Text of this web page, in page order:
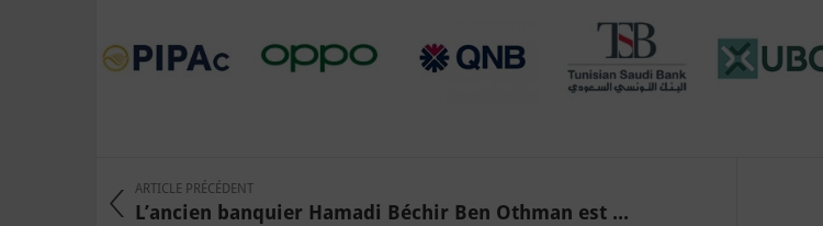
ARTICLE PRÉCÉDENT
L’ancien banquier Hamadi Béchir Ben Othman est ...